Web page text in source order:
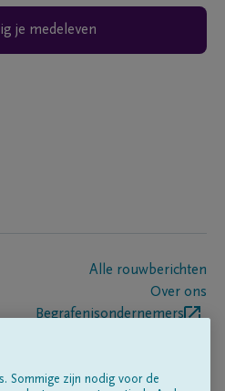
je medeleven
Alle rouwberichten
Over ons
Begrafenisondernemers
Sommige zijn nodig voor de